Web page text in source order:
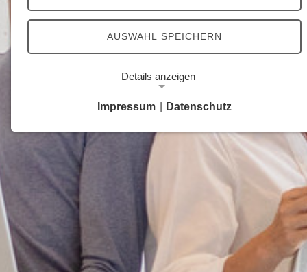
AUSWAHL SPEICHERN
Details anzeigen
Notwendige Cookies ermöglichen grundlegende
Funktionen und sind für die einwandfreie Funktion
der Website erforderlich.
Google Analytics Opt-Out-Cookie
Zweck:
Impressum Datenschutz